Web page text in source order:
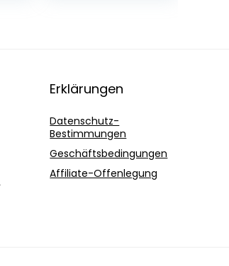
Erklärungen
Datenschutz-
Bestimmungen
Geschäftsbedingungen
Affiliate-Offenlegung